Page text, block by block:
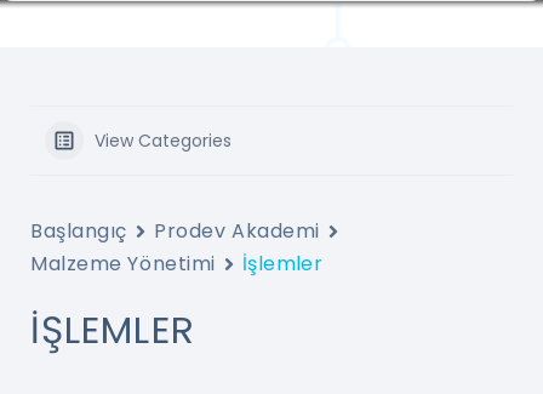
View Categories
Başlangıç
Prodev Akademi
Malzeme Yönetimi
İşlemler
İŞLEMLER